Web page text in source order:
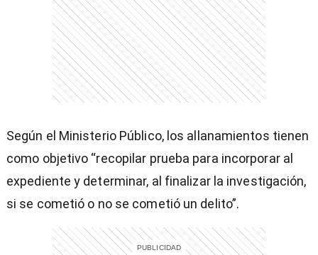
Según el Ministerio Público, los allanamientos tienen
como objetivo “recopilar prueba para incorporar al
expediente y determinar, al finalizar la investigación,
si se cometió o no se cometió un delito”.